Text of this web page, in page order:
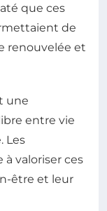
que ces
de
renouvelée et
une
entre vie
Les
valoriser ces
être et leur